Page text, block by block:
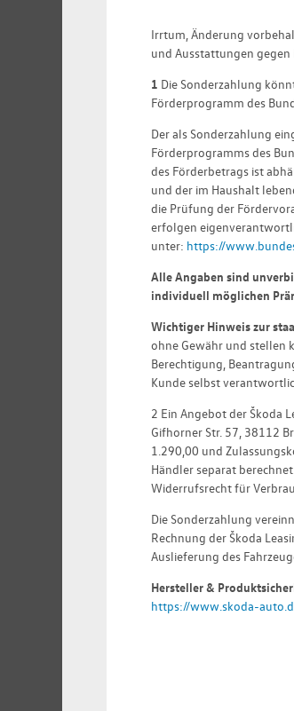
Irrtum, Änderung
und Ausstattungen
1 Die Sonderzahlung
Förderprogramm des
Der als Sonderzahlung
Förderprogramms des
des Förderbetrags ist
und der im Haushalt
die Prüfung der
erfolgen
unter: https://
Alle Angaben sind
individuell möglichen
Wichtiger Hinweis zur
ohne Gewähr und stellen
Berechtigung,
Kunde selbst
2 Ein Angebot der Škoda
Gifhorner Str. 57, 38112
1.290,00 und
Händler separat
Widerrufsrecht für
Die Sonderzahlung
Rechnung der Škoda
Auslieferung des
Hersteller &
https://www.skoda-